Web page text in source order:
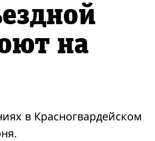
на
в Красногвардейском